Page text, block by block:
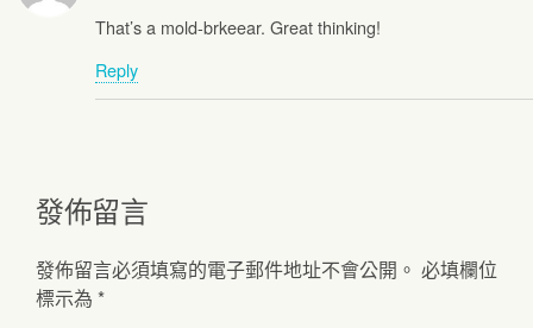
That’s a mold-brkeear. Great thinking!
Reply
發佈留言
發佈留言必須填寫的電子郵件地址不會公開。 必填欄位
標示為 *